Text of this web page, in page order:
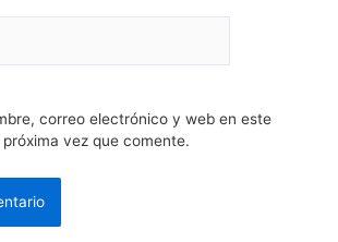
correo electrónico y web en este
vez que comente.